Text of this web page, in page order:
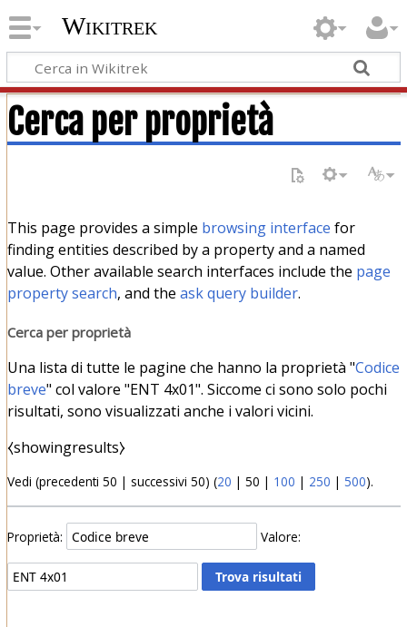
Wikitrek
Cerca per proprietà
This page provides a simple browsing interface for
finding entities described by a property and a named
value. Other available search interfaces include the page
property search, and the ask query builder.
Cerca per proprietà
Una lista di tutte le pagine che hanno la proprietà "Codice
breve" col valore "ENT 4x01". Siccome ci sono solo pochi
risultati, sono visualizzati anche i valori vicini.
⧼showingresults⧽
Vedi (precedenti 50 | successivi 50) (20 | 50 | 100 | 250 | 500).
Proprietà: Valore: